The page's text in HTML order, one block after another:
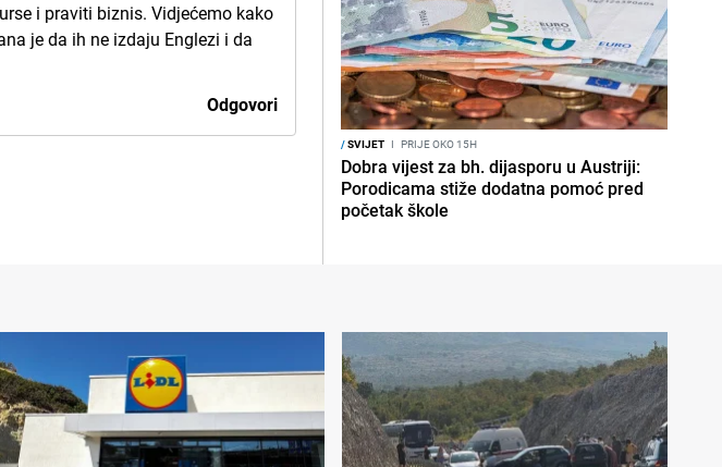
i praviti biznis. Vidjećemo kako
je da ih ne izdaju Englezi i da
Odgovori
/SVIJET I PRIJE OKO 15H
Dobra vijest za bh. dijasporu u Austriji:
Porodicama stiže dodatna pomoć pred
početak škole